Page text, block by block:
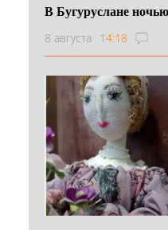
В Бугуруслане
8 августа 14:18